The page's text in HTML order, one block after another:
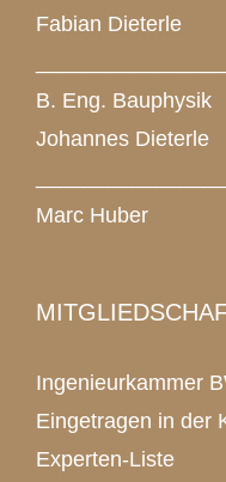
Fabian Dieterle
B. Eng. Bauphysik
Johannes Dieterle
Marc Huber
Ingenieurkammer
Eingetragen in der
Experten-Liste